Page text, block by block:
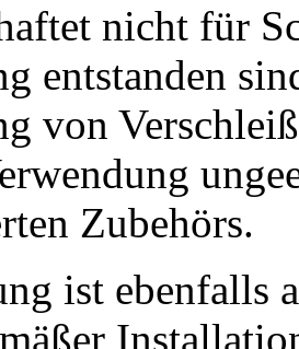
nicht für
entstanden
von
Zubehörs.
ist ebenfalls